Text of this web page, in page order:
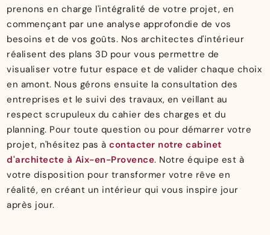
prenons en charge l'intégralité de votre projet, en
commençant par une analyse approfondie de vos
besoins et de vos goûts. Nos architectes d'intérieur
réalisent des plans 3D pour vous permettre de
visualiser votre futur espace et de valider chaque choix
en amont. Nous gérons ensuite la consultation des
entreprises et le suivi des travaux, en veillant au
respect scrupuleux du cahier des charges et du
planning. Pour toute question ou pour démarrer votre
projet, n'hésitez pas àcontacter notre cabinet
d'architecte à Aix-en-Provence. Notre équipe est à
votre disposition pour transformer votre rêve en
réalité, en créant un intérieur qui vous inspire jour
après jour.